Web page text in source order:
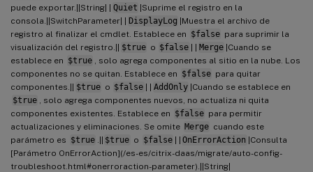
puede exportar.||String| | Quiet |Suprime el registro en la
consola.||SwitchParameter| | DisplayLog |Muestra el archivo de
registro al finalizar el cmdlet. Establece en $false para suprimir la
visualización del registro.|| $true o $false | | Merge |Cuando se
establece en $true
, solo agrega componentes al sitio en la nube. Los
componentes no se quitan. Establece en $false para quitar
componentes.|| $true o $false | | AddOnly |Cuando se establece en
$true
, solo agrega componentes nuevos, no actualiza ni quita
componentes existentes. Establece en $false para permitir
actualizaciones y eliminaciones. Se omite Merge cuando este
parámetro es $true .|| $true o $false | | OnErrorAction |Consulta
[Parámetro OnErrorAction](/es-es/citrix-daas/migrate/auto-config-
troubleshoot.html#onerroraction-parameter).||String|